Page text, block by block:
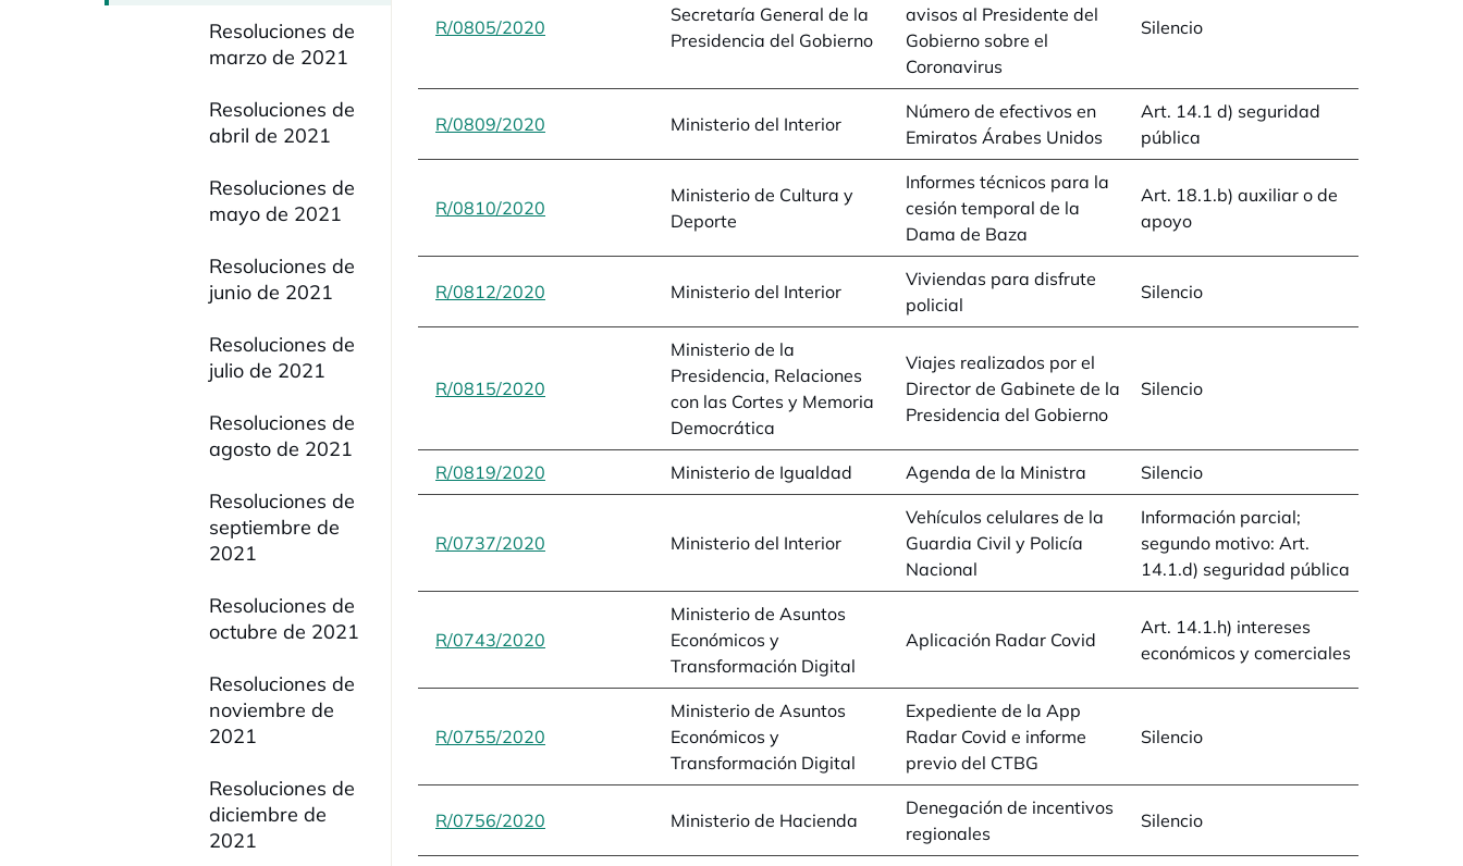
Resoluciones de
marzo de 2021
Resoluciones de
abril de 2021
Resoluciones de
mayo de 2021
Resoluciones de
junio de 2021
Resoluciones de
julio de 2021
Resoluciones de
agosto de 2021
Resoluciones de
septiembre de
2021
Resoluciones de
octubre de 2021
Resoluciones de
noviembre de
2021
Resoluciones de
diciembre de
2021
R/0805/2020 se abre en una pestaña nueva
Secretaría General de la
Presidencia del Gobierno
avisos al Presidente del
Gobierno sobre el
Coronavirus
Silencio
R/0809/2020 se abre en una pestaña nueva
Ministerio del Interior
Número de efectivos en
Emiratos Árabes Unidos
Art. 14.1 d) seguridad
pública
R/0810/2020 se abre en una pestaña nueva
Ministerio de Cultura y
Deporte
Informes técnicos para la
cesión temporal de la
Dama de Baza
Art. 18.1.b) auxiliar o de
apoyo
R/0812/2020 se abre en una pestaña nueva
Ministerio del Interior
Viviendas para disfrute
policial
Silencio
R/0815/2020 se abre en una pestaña nueva
Ministerio de la
Presidencia, Relaciones
con las Cortes y Memoria
Democrática
Viajes realizados por el
Director de Gabinete de la
Presidencia del Gobierno
Silencio
R/0819/2020 se abre en una pestaña nueva
Ministerio de Igualdad Agenda de la Ministra Silencio
R/0737/2020 se abre en una pestaña nueva
Ministerio del Interior
Vehículos celulares de la
Guardia Civil y Policía
Nacional
Información parcial;
segundo motivo: Art.
14.1.d) seguridad pública
R/0743/2020 se abre en una pestaña nueva
Ministerio de Asuntos
Económicos y
Transformación Digital
Aplicación Radar Covid
Art. 14.1.h) intereses
económicos y comerciales
R/0755/2020 se abre en una pestaña nueva
Ministerio de Asuntos
Económicos y
Transformación Digital
Expediente de la App
Radar Covid e informe
previo del CTBG
Silencio
R/0756/2020 se abre en una pestaña nueva
Ministerio de Hacienda
Denegación de incentivos
regionales
Silencio